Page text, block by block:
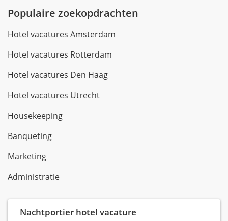
Populaire zoekopdrachten
Hotel vacatures Amsterdam
Hotel vacatures Rotterdam
Hotel vacatures Den Haag
Hotel vacatures Utrecht
Housekeeping
Banqueting
Marketing
Administratie
Nachtportier hotel vacature